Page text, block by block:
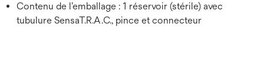
Contenu de l’emballage : 1 réservoir (stérile) avec
tubulure SensaT.R.A.C., pince et connecteur